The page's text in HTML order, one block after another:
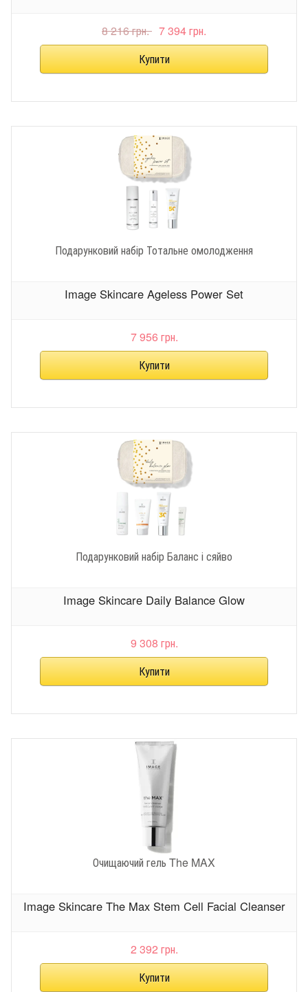
8 216 грн. 7 394 грн.
Подарунковий набір Тотальне омолодження
Image Skincare Ageless Power Set
7 956 грн.
Подарунковий набір Баланс і сяйво
Image Skincare Daily Balance Glow
9 308 грн.
Очищаючий гель The MAX
Image Skincare The Max Stem Cell Facial Cleanser
2 392 грн.